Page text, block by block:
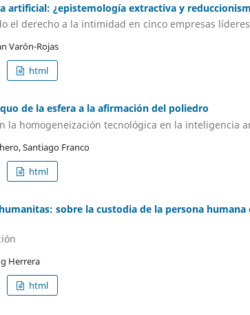
artificial: ¿epistemología extractiva y
el derecho a la intimidad en cinco empresas líderes
Varón-Rojas
html
de la esfera a la afirmación del poliedro
la homogeneización tecnológica en la inteligencia
Santiago Franco
html
sobre la custodia de la persona
Herrera
html